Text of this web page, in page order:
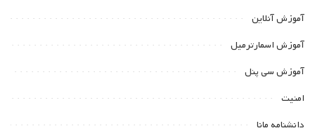
آموزش آنلاین
آموزش اسمارترمیل
آموزش سی پنل
امنیت
دانشنامه مانا